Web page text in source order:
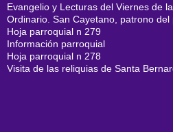
Evangelio y Lecturas del Viernes de
Ordinario. San Cayetano, patrono del
Hoja parroquial n 279
Información parroquial
Hoja parroquial n 278
Visita de las reliquias de Santa